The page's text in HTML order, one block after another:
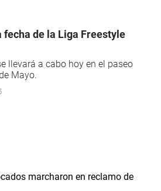
fecha de la Liga Freestyle
llevará a cabo hoy en el paseo
Mayo.